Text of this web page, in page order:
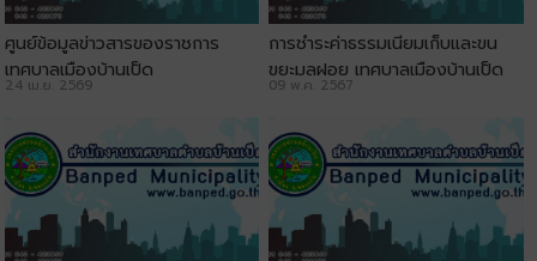
ศูนย์ข้อมูลข่าวสารของราชการ
เทศบาลเมืองบ้านเป็ด
24 เม.ย. 2569
การชำระค่าธรรมเนียมเก็บและขน
ขยะมูลฝอย เทศบาลเมืองบ้านเป็ด
09 พ.ค. 2567